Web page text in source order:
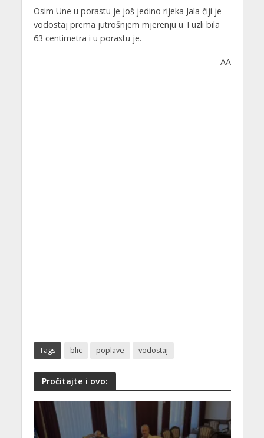
Osim Une u porastu je još jedino rijeka Jala čiji je
vodostaj prema jutrošnjem mjerenju u Tuzli bila
63 centimetra i u porastu je.
AA
Tags blic poplave vodostaj
Pročitajte i ovo: